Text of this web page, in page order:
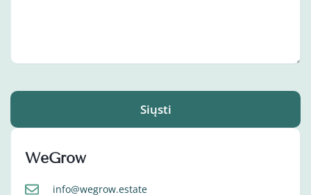
Siųsti
WeGrow
info@wegrow.estate